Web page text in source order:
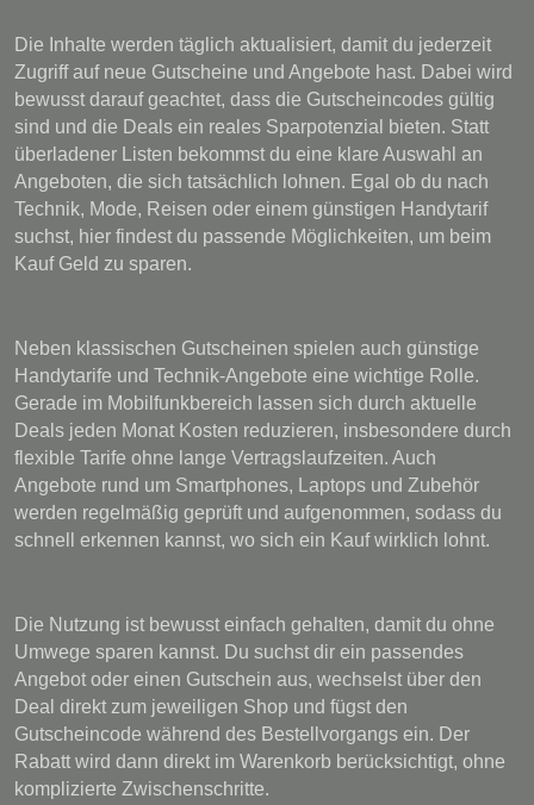
Die Inhalte werden täglich aktualisiert, damit du jederzeit
Zugriff auf neue Gutscheine und Angebote hast. Dabei wird
bewusst darauf geachtet, dass die Gutscheincodes gültig
sind und die Deals ein reales Sparpotenzial bieten. Statt
überladener Listen bekommst du eine klare Auswahl an
Angeboten, die sich tatsächlich lohnen. Egal ob du nach
Technik, Mode, Reisen oder einem günstigen Handytarif
suchst, hier findest du passende Möglichkeiten, um beim
Kauf Geld zu sparen.
Neben klassischen Gutscheinen spielen auch günstige
Handytarife und Technik-Angebote eine wichtige Rolle.
Gerade im Mobilfunkbereich lassen sich durch aktuelle
Deals jeden Monat Kosten reduzieren, insbesondere durch
flexible Tarife ohne lange Vertragslaufzeiten. Auch
Angebote rund um Smartphones, Laptops und Zubehör
werden regelmäßig geprüft und aufgenommen, sodass du
schnell erkennen kannst, wo sich ein Kauf wirklich lohnt.
Die Nutzung ist bewusst einfach gehalten, damit du ohne
Umwege sparen kannst. Du suchst dir ein passendes
Angebot oder einen Gutschein aus, wechselst über den
Deal direkt zum jeweiligen Shop und fügst den
Gutscheincode während des Bestellvorgangs ein. Der
Rabatt wird dann direkt im Warenkorb berücksichtigt, ohne
komplizierte Zwischenschritte.